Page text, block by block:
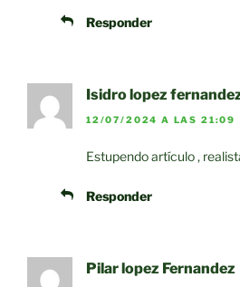
Responder
Isidro lopez
12/07/2024 A LAS 21:09
Estupendo artículo ,
Responder
Pilar lopez Fernandez